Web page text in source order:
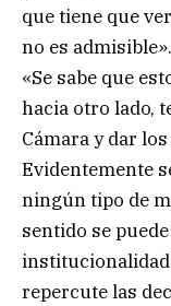
que tiene que
no es admisible».
«Se sabe que
hacia otro lado,
Cámara y dar
Evidentemente
ningún tipo de
sentido se
institucionalidad
repercute las